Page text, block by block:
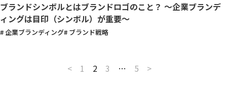
ブランドシンボルとはブランドロゴのこと？ ～企業ブランデ
ィングは目印（シンボル）が重要～
# 企業ブランディング# ブランド戦略
< 1 2 3 … 5 >